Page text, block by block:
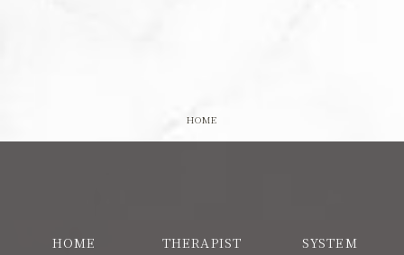
HOME
HOME THERAPIST
SYSTEM